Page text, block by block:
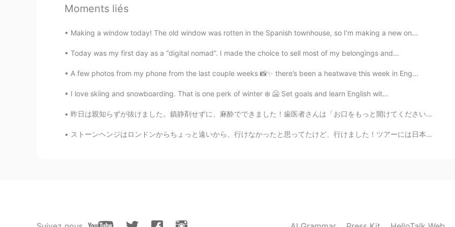
KR EN
Are you thir?
Hong
CN KR
It’s a movie?？
Moments liés
Making a window today! The old window was rotten in the Spanish townhouse, so I’m making a new on...
Today was my first day as a “digital nomad”. I made the choice to sell most of my belongings and...
A few photos from my phone from the last couple weeks 📸✨ there’s been a heatwave this week in Eng...
I love skiing and snowboarding. That is one perk of winter ❄️ 🥶 Set goals and learn English wit...
昨日は親知らずが抜けました。鎮静剤せずに、麻酔でできました！歯医者さんは「お口をもっと開けてください」と言った時、私はこのBeastarのジューノちゃんのシーンを考えずにはいられませんでした。「...
ストーンヘンジはロンドンからちょっと遠いから、行けなかったと思ってたけど、行けました！ツアーには日本人がたくさんいました。話したかったけど、とても恥ずかしかったです。おかしい女と思うかもしれない...